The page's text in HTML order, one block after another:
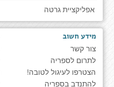
אפליקציית גרטה
מידע חשוב
צור קשר
לתרום לספריה
הצטרפו לעיגול לטובה!
להתנדב בספריה